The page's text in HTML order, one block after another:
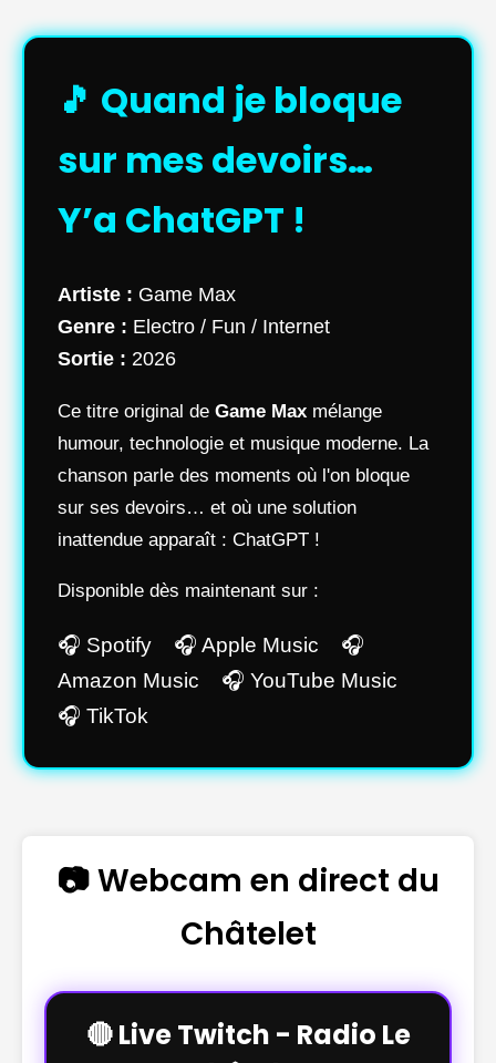
🎵 Quand je bloque
sur mes devoirs…
Y’a ChatGPT !
Artiste : Game Max
Genre : Electro / Fun / Internet
Sortie : 2026
Ce titre original de Game Max mélange
humour, technologie et musique moderne. La
chanson parle des moments où l'on bloque
sur ses devoirs… et où une solution
inattendue apparaît : ChatGPT !
Disponible dès maintenant sur :
🎧 Spotify 🎧 Apple Music 🎧
Amazon Music 🎧 YouTube Music
🎧 TikTok
📷 Webcam en direct du
Châtelet
🔴 Live Twitch - Radio Le